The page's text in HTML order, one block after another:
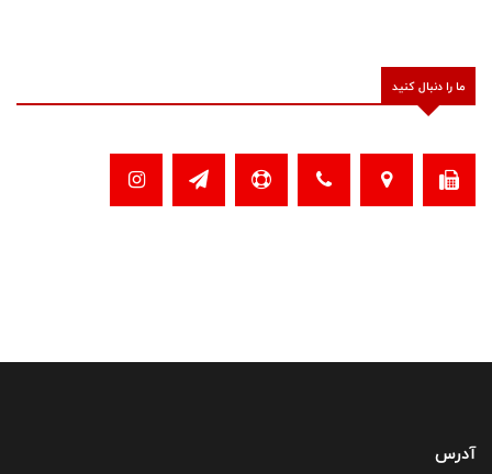
ما را دنبال کنید
آدرس